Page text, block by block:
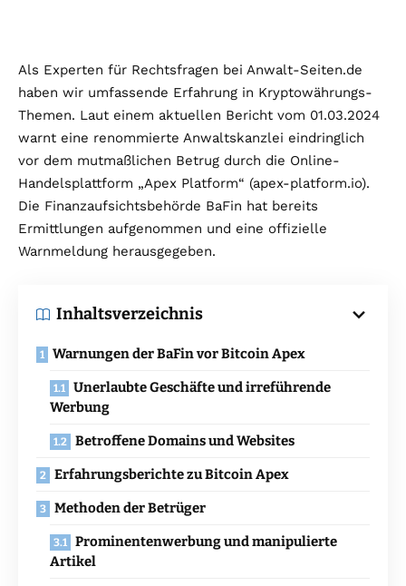
Als Experten für Rechtsfragen bei Anwalt-Seiten.de
haben wir umfassende Erfahrung in Kryptowährungs-
Themen. Laut einem aktuellen Bericht vom 01.03.2024
warnt eine renommierte Anwaltskanzlei eindringlich
vor dem mutmaßlichen Betrug durch die Online-
Handelsplattform „Apex Platform“ (apex-platform.io).
Die Finanzaufsichtsbehörde BaFin hat bereits
Ermittlungen aufgenommen und eine offizielle
Warnmeldung herausgegeben.
Inhaltsverzeichnis
Warnungen der BaFin vor Bitcoin Apex
Unerlaubte Geschäfte und irreführende
Werbung
Betroffene Domains und Websites
Erfahrungsberichte zu Bitcoin Apex
Methoden der Betrüger
Prominentenwerbung und manipulierte
Artikel